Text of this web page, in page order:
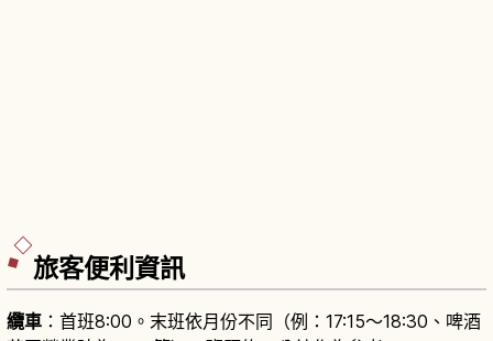
旅客便利資訊
纜車 ：首班8:00。末班依月份不同（例：17:15〜18:30、啤酒